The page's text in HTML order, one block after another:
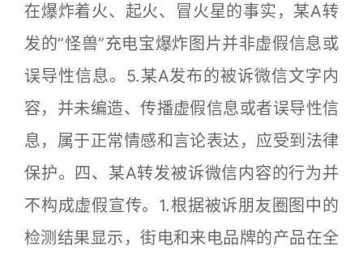
在爆炸着火、起火、冒火星的事实，某A转
发的“怪兽”充电宝爆炸图片并非虚假信息或
误导性信息。5.某A发布的被诉微信文字内
容，并未编造、传播虚假信息或者误导性信
息，属于正常情感和言论表达，应受到法律
保护。四、某A转发被诉微信内容的行为并
不构成虚假宣传。1.根据被诉朋友圈图中的
检测结果显示，街电和来电品牌的产品在全